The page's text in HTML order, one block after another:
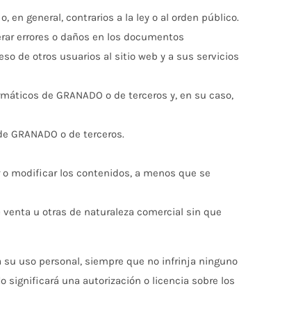
en general, contrarios a la ley o al orden público.
errores o daños en los documentos
de otros usuarios al sitio web y a sus servicios
de GRANADO o de terceros y, en su caso,
o de terceros.
modificar los contenidos, a menos que se
u otras de naturaleza comercial sin que
uso personal, siempre que no infrinja ninguno
significará una autorización o licencia sobre los